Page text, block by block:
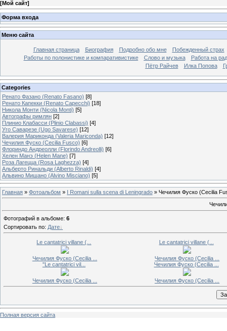
[Мой сайт]
Форма входа
Меню сайта
Главная страница Биография Подробно обо мне
Побежденный страх
Работы по полонистике и компаративистике
Слово и музыка
Работа на
Пётр Райчев
Илка Попова
Categories
Ренато Фазано (Renato Fasano) [8]
Ренато Капекки (Renato Capecchi) [18]
Никола Монти (Nicola Monti) [5]
Автографы римлян [2]
Плинио Клабасси (Plinio Clabassi) [4]
Уго Саварезе (Ugo Savarese) [12]
Валерия Мариконда (Valeria Mariconda) [12]
Чечилия Фуско (Cecilia Fusco) [6]
Флориндо Андреолли (Florindo Andreolli) [6]
Хелен Манэ (Helen Mane) [7]
Роза Лагецца (Rosa Laghezza) [4]
Альберто Ринальди (Alberto Rinaldi) [4]
Альвино Мишано (Alvino Misciano) [5]
Главная » Фотоальбом » I Romani sulla scena di Leningrado » Чечилия Фуско (Cecilia
Фотографий в альбоме: 6
Сортировать по: Дате
Le cantatrici villane (...
Чечилия Фуско (Cecilia ...
Le cantatrici villane (...
Чечилия Фуско (Cecilia ...
"Le cantatrici vil...
Чечилия Фуско (Cecilia ...
Чечилия Фуско (Cecilia ...
Чечилия Фуско (Cecilia ...
Полная версия сайта